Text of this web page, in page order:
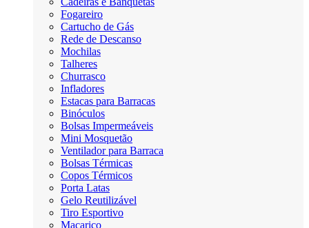
Fogareiro
Cartucho de Gás
Rede de Descanso
Mochilas
Talheres
Churrasco
Infladores
Estacas para Barracas
Binóculos
Bolsas Impermeáveis
Mini Mosquetão
Ventilador para Barraca
Bolsas Térmicas
Copos Térmicos
Porta Latas
Gelo Reutilizável
Tiro Esportivo
Maçarico